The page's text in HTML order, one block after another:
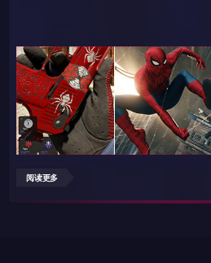
阅读更多